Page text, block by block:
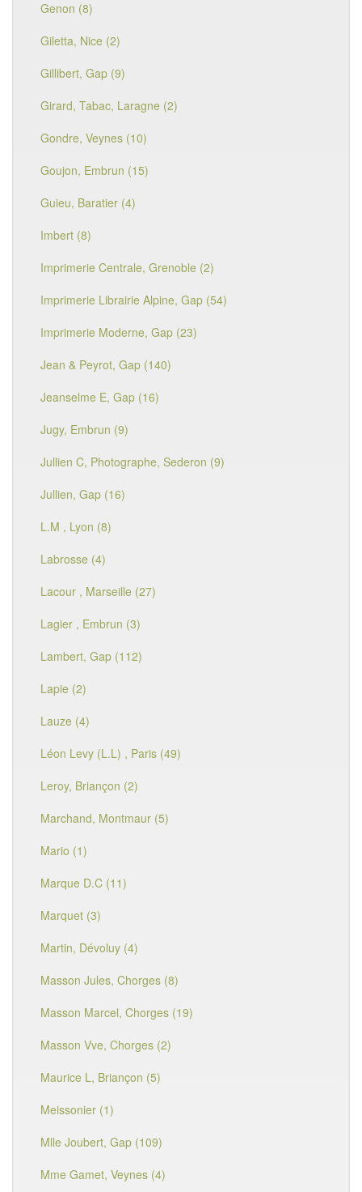
Genon (8)
Giletta, Nice (2)
Gillibert, Gap (9)
Girard, Tabac, Laragne (2)
Gondre, Veynes (10)
Goujon, Embrun (15)
Guieu, Baratier (4)
Imbert (8)
Imprimerie Centrale, Grenoble (2)
Imprimerie Librairie Alpine, Gap (54)
Imprimerie Moderne, Gap (23)
Jean & Peyrot, Gap (140)
Jeanselme E, Gap (16)
Jugy, Embrun (9)
Jullien C, Photographe, Sederon (9)
Jullien, Gap (16)
L.M , Lyon (8)
Labrosse (4)
Lacour , Marseille (27)
Lagier , Embrun (3)
Lambert, Gap (112)
Lapie (2)
Lauze (4)
Léon Levy (L.L) , Paris (49)
Leroy, Briançon (2)
Marchand, Montmaur (5)
Mario (1)
Marque D.C (11)
Marquet (3)
Martin, Dévoluy (4)
Masson Jules, Chorges (8)
Masson Marcel, Chorges (19)
Masson Vve, Chorges (2)
Maurice L, Briançon (5)
Meissonier (1)
Mlle Joubert, Gap (109)
Mme Gamet, Veynes (4)